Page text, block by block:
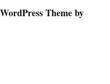
Theme by